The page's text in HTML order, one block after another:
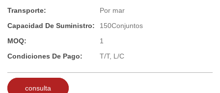
Transporte:
Por mar
Capacidad De Suministro:
150Conjuntos
MOQ:
1
Condiciones De Pago:
T/T, L/C
consulta